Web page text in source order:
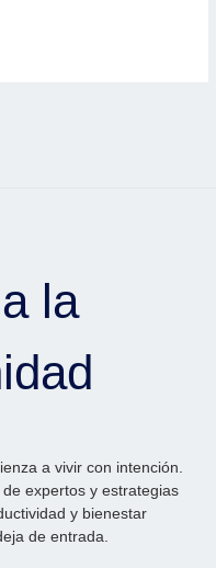
la
a vivir con intención.
expertos y estrategias
y bienestar
de entrada.